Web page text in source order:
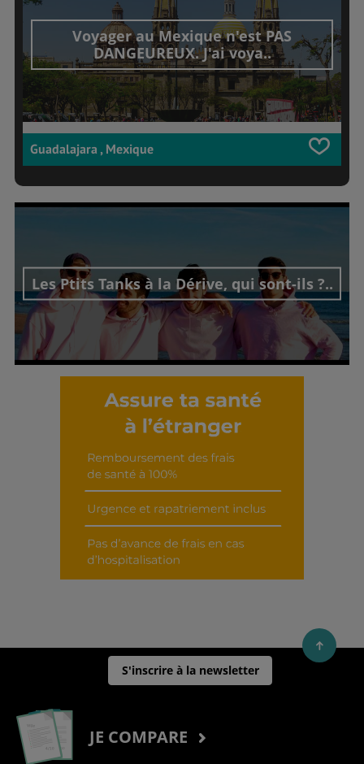
Voyager au Mexique n'est PAS
DANGEUREUX. J'ai voya..
Guadalajara , Mexique
Les Ptits Tanks à la Dérive, qui sont-ils ?..
Découvrir cet interview
S'inscrire à la newsletter
JE COMPARE